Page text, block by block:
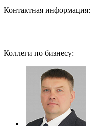
Контактная информация:
Коллеги по бизнесу: